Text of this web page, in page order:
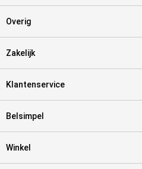
Overig
Zakelijk
Klantenservice
Belsimpel
Winkel